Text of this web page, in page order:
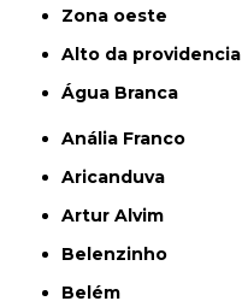
Zona oeste
alto da providencia
Água Branca
Anália Franco
Aricanduva
Artur Alvim
Belenzinho
Belém